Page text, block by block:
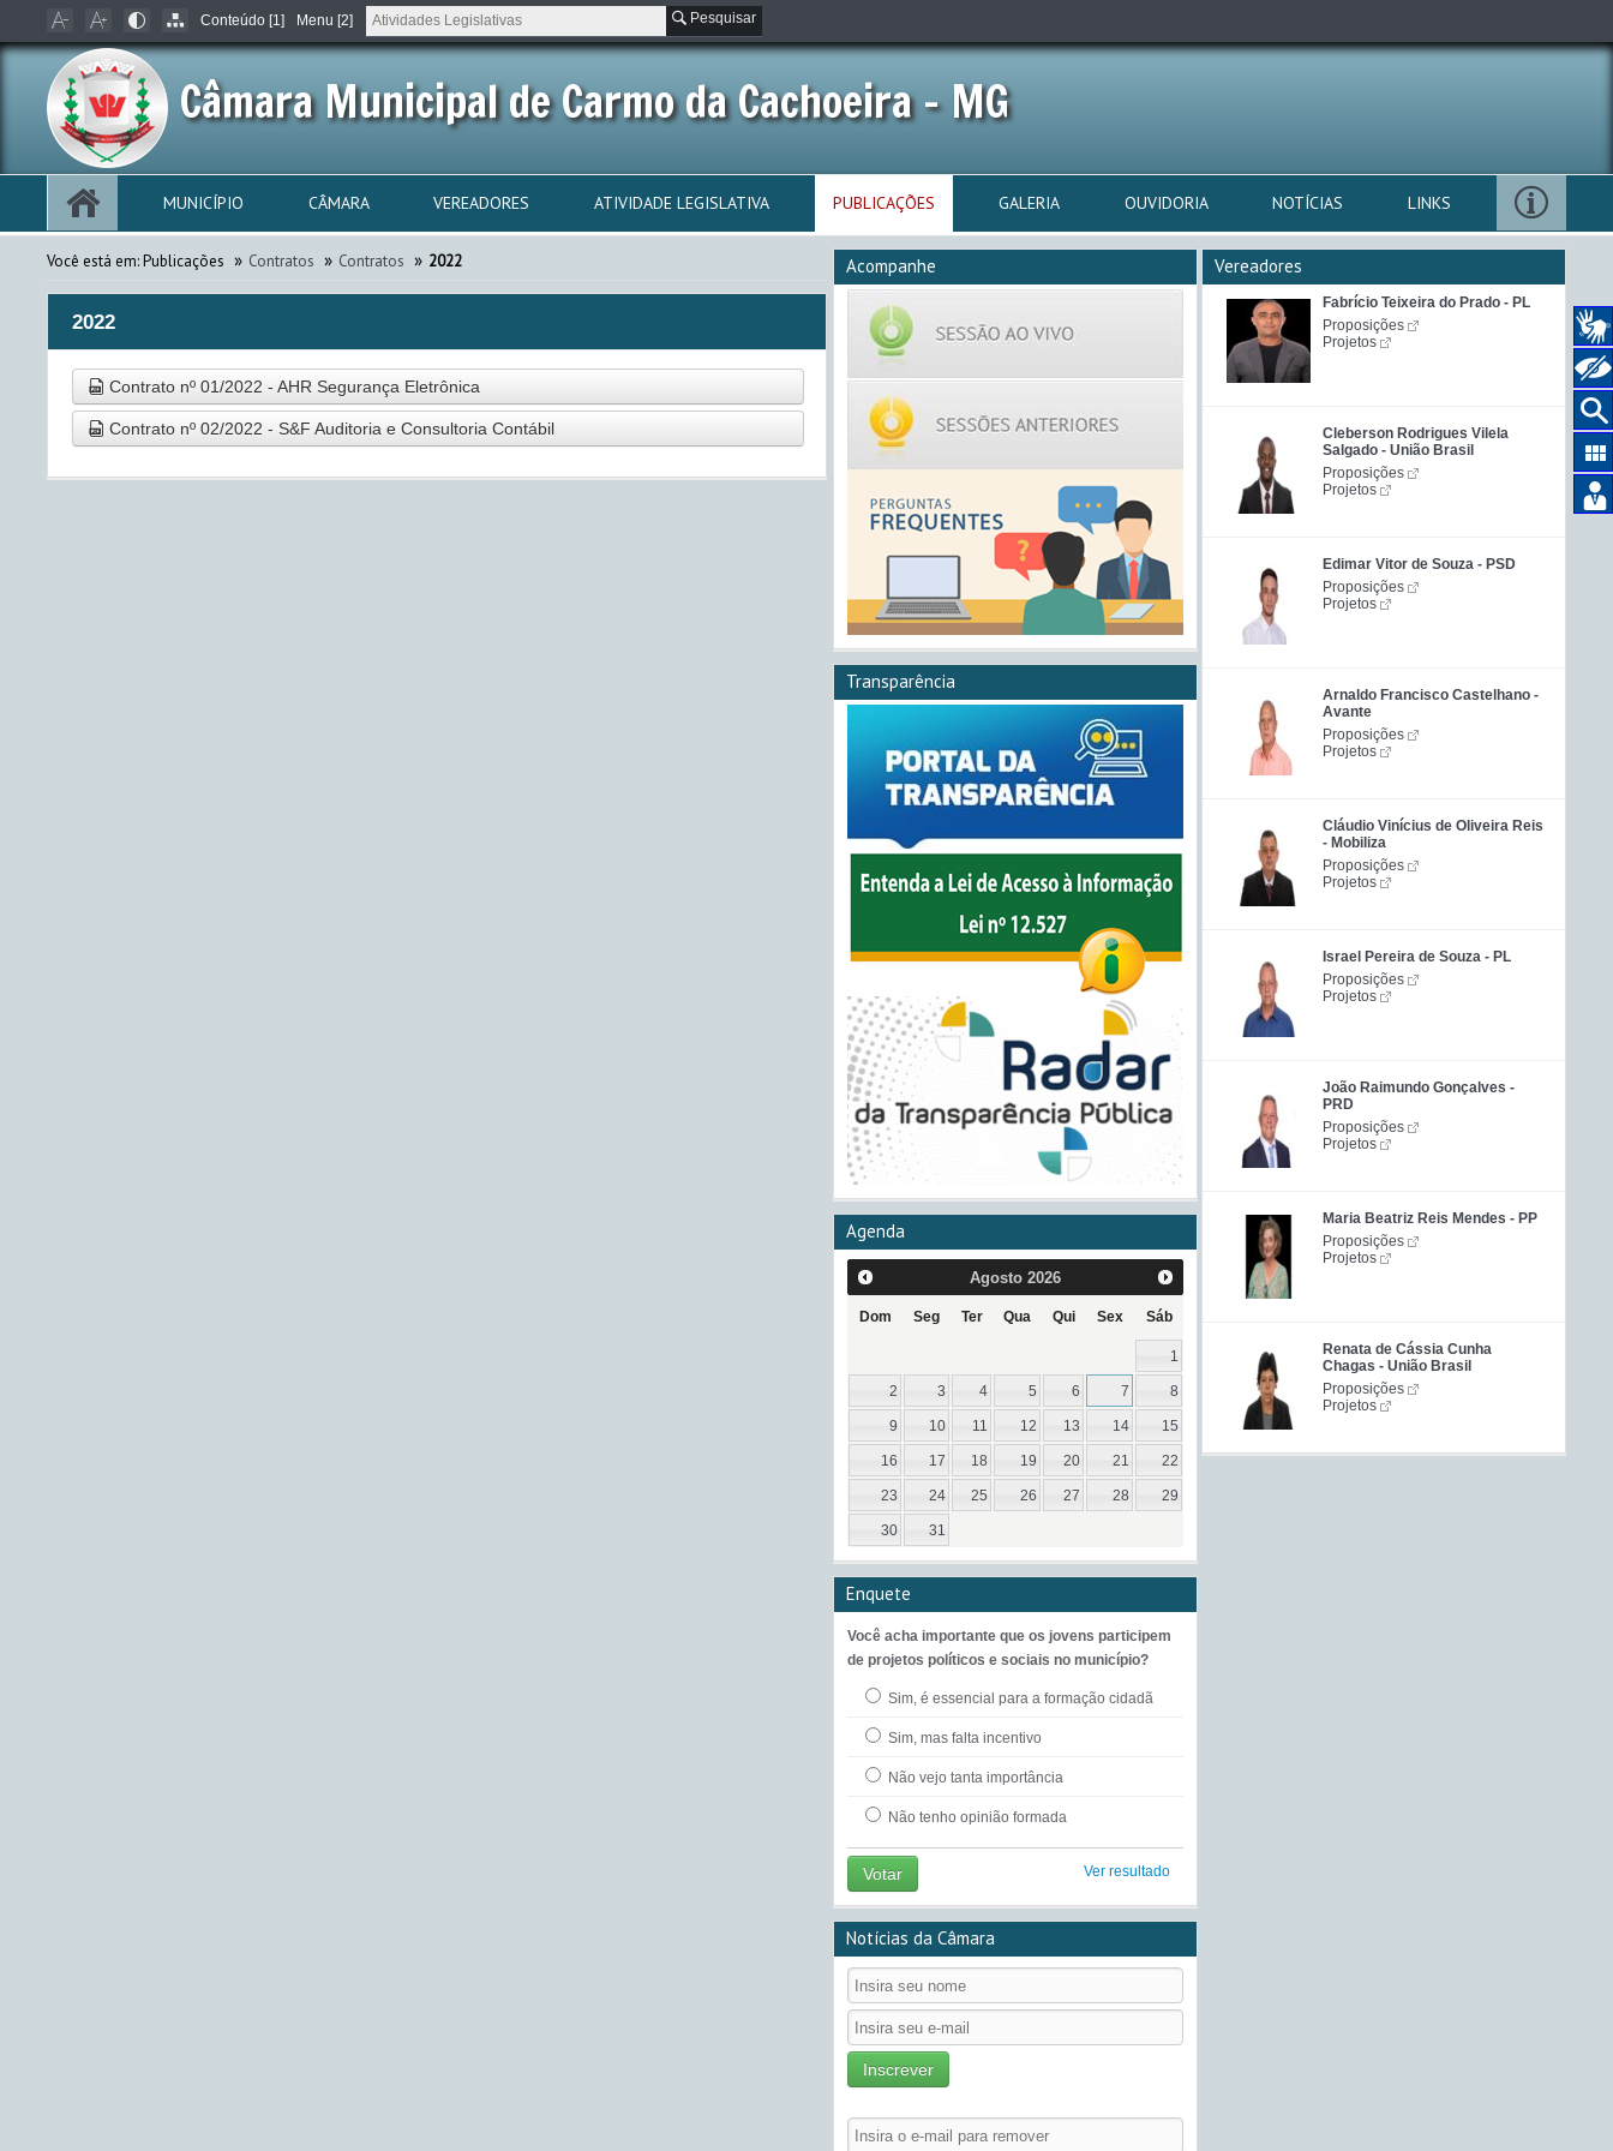
Conteúdo [1] Menu [2] Pesquisar
Câmara Municipal de Carmo da Cachoeira - MG
MUNICÍPIO CÂMARA VEREADORES ATIVIDADE LEGISLATIVA PUBLICAÇÕES GALERIA OUVIDORIA NOTÍCIAS LINKS
Você está em:Publicações » Contratos » Contratos » 2022
2022
Contrato nº 01/2022 - AHR Segurança Eletrônica
Contrato nº 02/2022 - S&F Auditoria e Consultoria Contábil
Vereadores
Fabrício Teixeira do Prado - PL
Proposições
Projetos
Cleberson Rodrigues Vilela
Salgado - União Brasil
Proposições
Projetos
Edimar Vitor de Souza - PSD
Proposições
Projetos
Arnaldo Francisco Castelhano -
Avante
Proposições
Projetos
Cláudio Vinícius de Oliveira Reis
- Mobiliza
Proposições
Projetos
Israel Pereira de Souza - PL
Proposições
Projetos
João Raimundo Gonçalves -
PRD
Proposições
Projetos
Maria Beatriz Reis Mendes - PP
Proposições
Projetos
Renata de Cássia Cunha
Chagas - União Brasil
Proposições
Projetos
Acompanhe
Transparência
Agenda
Agosto 2026
Dom Seg Ter Qua Qui Sex Sáb
1
2 3 4 5 6 7 8
9 10 11 12 13 14 15
16 17 18 19 20 21 22
23 24 25 26 27 28 29
30 31
Enquete
Você acha importante que os jovens participem
de projetos políticos e sociais no município?
Sim, é essencial para a formação cidadã
Sim, mas falta incentivo
Não vejo tanta importância
Não tenho opinião formada
Votar Ver resultado
Notícias da Câmara
Inscrever